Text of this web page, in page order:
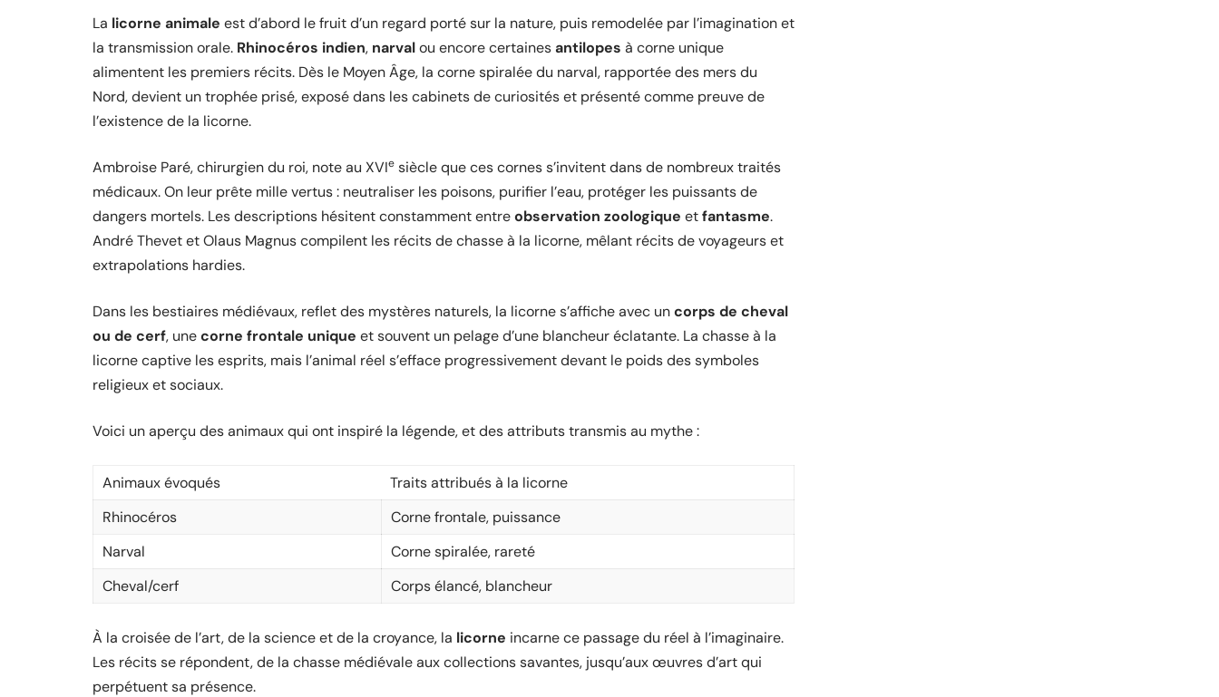
La licorne animale est d’abord le fruit d’un regard porté sur la nature, puis remodelée par l’imagination et
la transmission orale. Rhinocéros indien, narvalou encore certainesantilopes à corne unique
alimentent les premiers récits. Dès le Moyen Âge, la corne spiralée du narval, rapportée des mers du
Nord, devient un trophée prisé, exposé dans les cabinets de curiosités et présenté comme preuve de
l’existence de la licorne.
Ambroise Paré, chirurgien du roi, note au XVIe siècle que ces cornes s’invitent dans de nombreux traités
médicaux. On leur prête mille vertus : neutraliser les poisons, purifier l’eau, protéger les puissants de
dangers mortels. Les descriptions hésitent constamment entreobservation zoologique etfantasme.
André Thevet et Olaus Magnus compilent les récits de chasse à la licorne, mêlant récits de voyageurs et
extrapolations hardies.
Dans les bestiaires médiévaux, reflet des mystères naturels, la licorne s’affiche avec uncorps de cheval
ou de cerf, unecorne frontale unique et souvent un pelage d’une blancheur éclatante. La chasse à la
licorne captive les esprits, mais l’animal réel s’efface progressivement devant le poids des symboles
religieux et sociaux.
Voici un aperçu des animaux qui ont inspiré la légende, et des attributs transmis au mythe :
Animaux évoqués
Traits attribués à la licorne
Rhinocéros
Corne frontale, puissance
Narval
Corne spiralée, rareté
Cheval/cerf
Corps élancé, blancheur
À la croisée de l’art, de la science et de la croyance, la licorne incarne ce passage du réel à l’imaginaire.
Les récits se répondent, de la chasse médiévale aux collections savantes, jusqu’aux œuvres d’art qui
perpétuent sa présence.